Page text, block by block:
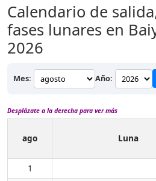
Calendario de
fases lunares en
2026
Mes: Año:
Desplázate a la derecha para ver más
ago
Luna
1